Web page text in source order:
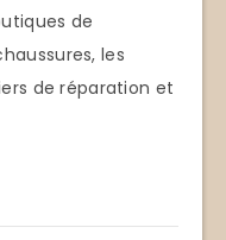
de
les
de réparation et